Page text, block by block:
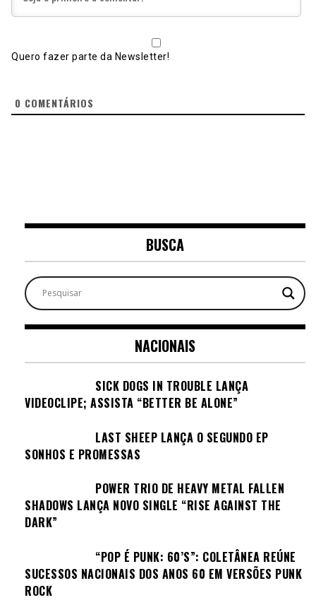
Quero fazer parte da Newsletter!
0 COMENTÁRIOS
BUSCA
NACIONAIS
SICK DOGS IN TROUBLE LANÇA
VIDEOCLIPE; ASSISTA “BETTER BE ALONE”
LAST SHEEP LANÇA O SEGUNDO EP
SONHOS E PROMESSAS
POWER TRIO DE HEAVY METAL FALLEN
SHADOWS LANÇA NOVO SINGLE “RISE AGAINST THE
DARK”
“POP É PUNK: 60’S”: COLETÂNEA REÚNE
SUCESSOS NACIONAIS DOS ANOS 60 EM VERSÕES PUNK
ROCK